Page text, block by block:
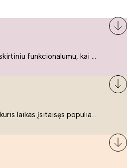
Šiuolaikiniai baldai žavi išskirtiniu funkcionalumu, kai kurie jų pelnytai net pavadinami meno kūriniais, nes jie tikrai yra išskirtiniai, originalūs ir puikiai atliepiantys į šiuolaikinių žmonių poreikius bei gyvenimo būdo ypatumus.
Skandinaviškas stilius jau kuris laikas įsitaisęs populiariausiųjų sąraše. Namai, butai labai dažnai įrengiami remiantis būtent šio stiliaus ypatumais. Dėl švelnių spalvų, praktiškumo ir estetikos jis masina tuos, kurie neabejingi šviesiem ar neutralių spalvų koloritui, paprastumui, funkcionalumui, natūralumui ir stilingai estetikai. Platų skandinaviškų baldų spektrą rasite „Deinavos baldų“ asortimente.